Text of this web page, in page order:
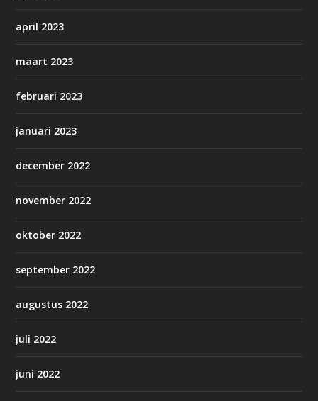
april 2023
maart 2023
februari 2023
januari 2023
december 2022
november 2022
oktober 2022
september 2022
augustus 2022
juli 2022
juni 2022